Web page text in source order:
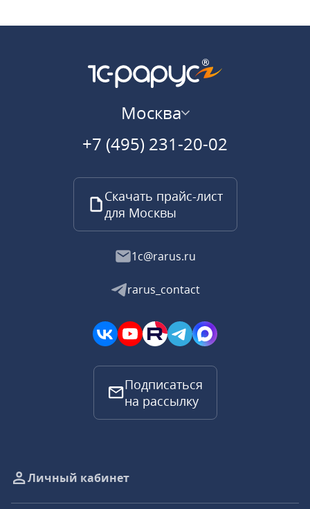
Москва
+7 (495) 231-20-02
Скачать прайс-лист
для Москвы
1c@rarus.ru
rarus_contact
Подписаться
на рассылку
Личный кабинет